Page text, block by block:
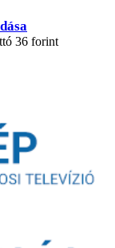
36 forint